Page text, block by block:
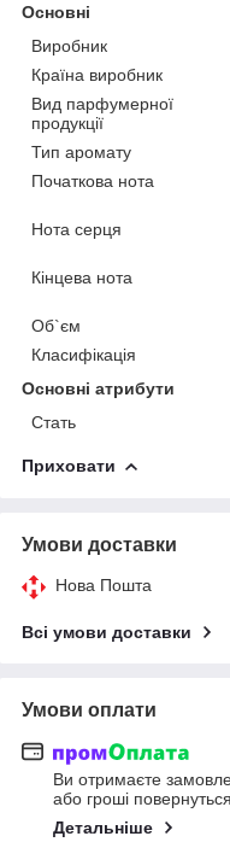
Основні
Виробник
Країна виробник
Вид парфумерної
продукції
Тип аромату
Початкова нота
Нота серця
Кінцева нота
Об`єм
Класифікація
Основні атрибути
Стать
Приховати
Умови доставки
Нова Пошта
Всі умови доставки
Умови оплати
Ви отримаєте
або гроші
Детальніше